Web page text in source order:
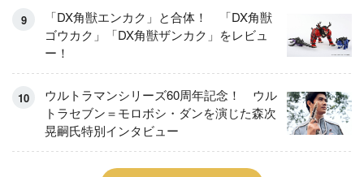
「DX角獣エンカク」と合体！ 「DX角獣
ゴウカク」「DX角獣ザンカク」をレビュ
ー！
ウルトラマンシリーズ60周年記念！ ウル
トラセブン＝モロボシ・ダンを演じた森次
晃嗣氏特別インタビュー